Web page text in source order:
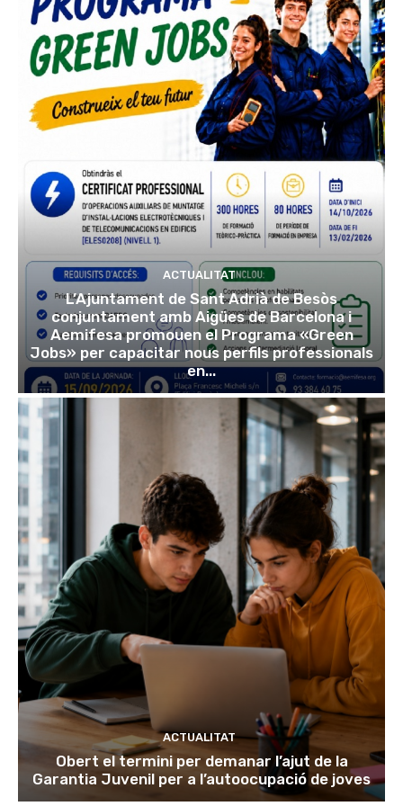
ACTUALITAT
L’Ajuntament de Sant Adrià de Besòs
conjuntament amb Aigües de Barcelona i
Aemifesa promouen el Programa «Green
Jobs» per capacitar nous perfils professionals
en...
ACTUALITAT
Obert el termini per demanar l’ajut de la
Garantia Juvenil per a l’autoocupació de joves